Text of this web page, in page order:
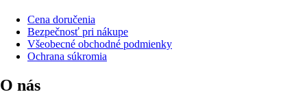
Cena doručenia
Bezpečnosť pri nákupe
Všeobecné obchodné podmienky
Ochrana súkromia
O nás